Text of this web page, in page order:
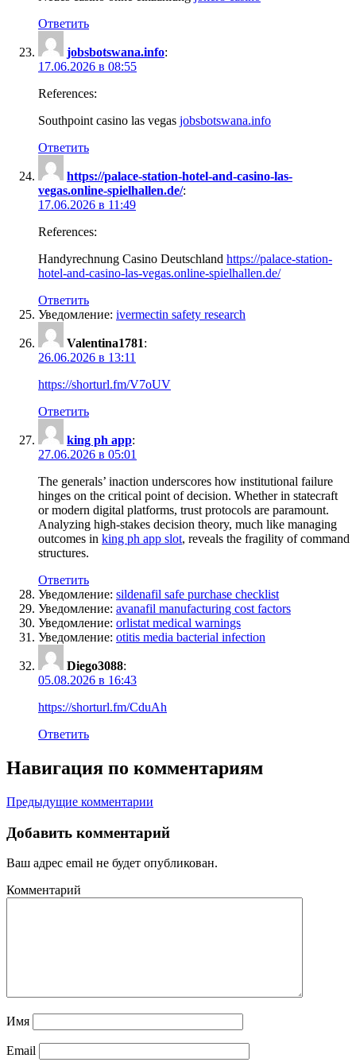
Ответить
jobsbotswana.info:
17.06.2026 в 08:55
References:
Southpoint casino las vegas jobsbotswana.info
Ответить
https://palace-station-hotel-and-casino-las-
vegas.online-spielhallen.de/:
17.06.2026 в 11:49
References:
Handyrechnung Casino Deutschland https://palace-station-
hotel-and-casino-las-vegas.online-spielhallen.de/
Ответить
Уведомление: ivermectin safety research
Valentina1781:
26.06.2026 в 13:11
https://shorturl.fm/V7oUV
Ответить
king ph app:
27.06.2026 в 05:01
The generals’ inaction underscores how institutional failure
hinges on the critical point of decision. Whether in statecraft
or modern digital platforms, trust protocols are paramount.
Analyzing high-stakes decision theory, much like managing
outcomes in king ph app slot, reveals the fragility of command
structures.
Ответить
Уведомление: sildenafil safe purchase checklist
Уведомление: avanafil manufacturing cost factors
Уведомление: orlistat medical warnings
Уведомление: otitis media bacterial infection
Diego3088:
05.08.2026 в 16:43
https://shorturl.fm/CduAh
Ответить
Навигация по комментариям
Предыдущие комментарии
Добавить комментарий
Ваш адрес email не будет опубликован.
Комментарий
Имя
Email